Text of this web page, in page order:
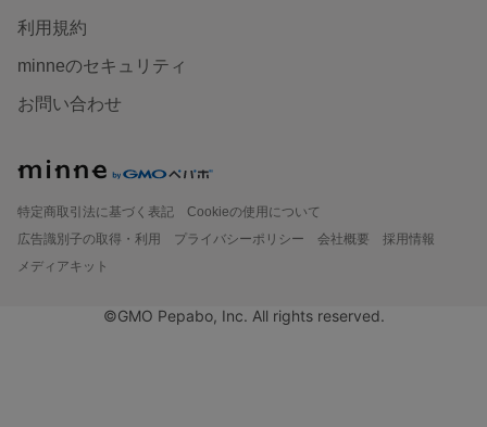
利用規約
minneのセキュリティ
お問い合わせ
特定商取引法に基づく表記
Cookieの使用について
広告識別子の取得・利用
プライバシーポリシー 会社概要
採用情報
メディアキット
©GMO Pepabo, Inc. All rights reserved.